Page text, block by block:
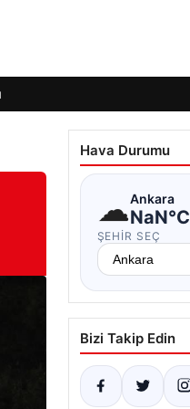
Hava Durumu
☁Ankara
NaN°C
ŞEHIR SEÇ
Bizi Takip Edin